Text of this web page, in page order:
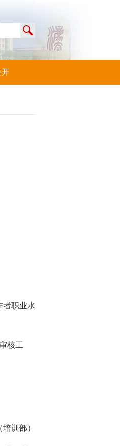
开
者职业水
核工
训部）